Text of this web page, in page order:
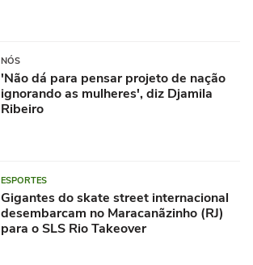
NÓS
'Não dá para pensar projeto de nação
ignorando as mulheres', diz Djamila
Ribeiro
ESPORTES
Gigantes do skate street internacional
desembarcam no Maracanãzinho (RJ)
para o SLS Rio Takeover